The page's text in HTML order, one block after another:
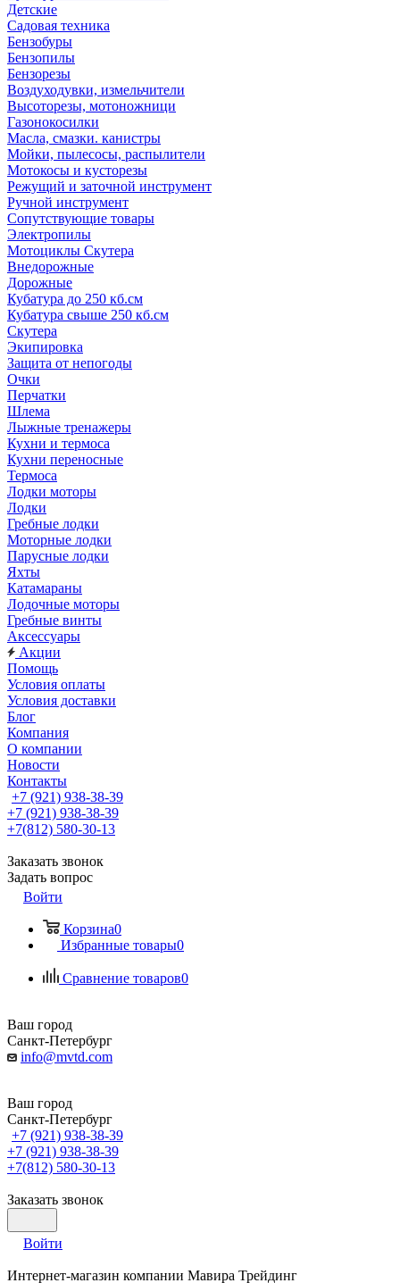
Детские
Садовая техника
Бензобуры
Бензопилы
Бензорезы
Воздуходувки, измельчители
Высоторезы, мотоножници
Газонокосилки
Масла, смазки. канистры
Мойки, пылесосы, распылители
Мотокосы и кусторезы
Режущий и заточной инструмент
Ручной инструмент
Сопутствующие товары
Электропилы
Мотоциклы Скутера
Внедорожные
Дорожные
Кубатура до 250 кб.см
Кубатура свыше 250 кб.см
Скутера
Экипировка
Защита от непогоды
Очки
Перчатки
Шлема
Лыжные тренажеры
Кухни и термоса
Кухни переносные
Термоса
Лодки моторы
Лодки
Гребные лодки
Моторные лодки
Парусные лодки
Яхты
Катамараны
Лодочные моторы
Гребные винты
Аксессуары
Акции
Помощь
Условия оплаты
Условия доставки
Блог
Компания
О компании
Новости
Контакты
+7 (921) 938-38-39
+7 (921) 938-38-39
+7(812) 580-30-13
Заказать звонок
Задать вопрос
Войти
Корзина0
Избранные товары0
Сравнение товаров0
Ваш город
Санкт-Петербург
info@mvtd.com
Ваш город
Санкт-Петербург
+7 (921) 938-38-39
+7 (921) 938-38-39
+7(812) 580-30-13
Заказать звонок
Войти
Интернет-магазин компании Мавира Трейдинг